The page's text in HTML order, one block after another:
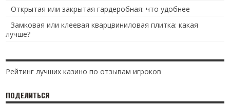
Открытая или закрытая гардеробная: что удобнее
Замковая или клеевая кварцвиниловая плитка: какая
лучше?
Рейтинг лучших казино по отзывам игроков
ПОДЕЛИТЬСЯ